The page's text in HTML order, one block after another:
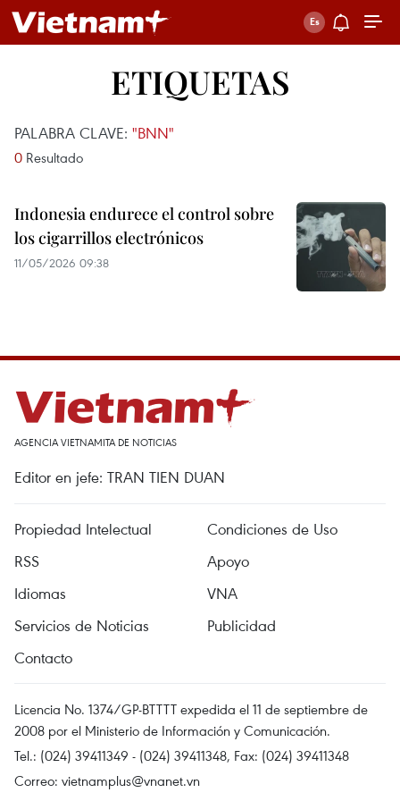
ETIQUETAS
PALABRA CLAVE: "BNN"
0 Resultado
Indonesia endurece el control sobre
los cigarrillos electrónicos
11/05/2026 09:38
AGENCIA VIETNAMITA DE NOTICIAS
Editor en jefe: TRAN TIEN DUAN
Propiedad Intelectual
Condiciones de Uso
RSS
Apoyo
Idiomas
VNA
Servicios de Noticias
Publicidad
Contacto
Licencia No. 1374/GP-BTTTT expedida el 11 de septiembre de
2008 por el Ministerio de Información y Comunicación.
Tel.: (024) 39411349 - (024) 39411348, Fax: (024) 39411348
Correo: vietnamplus@vnanet.vn